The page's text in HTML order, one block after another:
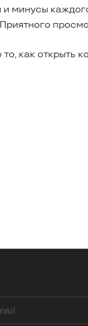
минусы
как открыть